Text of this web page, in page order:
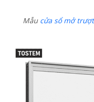
Mẫu cửa sổ mở